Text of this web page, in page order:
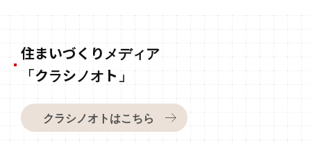
住まいづくりメディア
「クラシノオト」
クラシノオトはこちら